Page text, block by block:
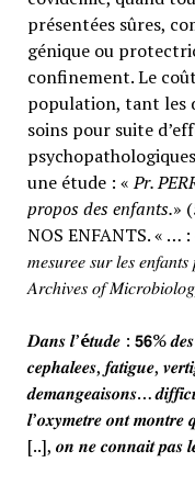
présentées sûres,
génique ou
confinement. Le
population, tant les
soins pour suite
une étude : «Pr.
propos des enfants.»
NOS ENFANTS. « … : «
𝑚𝑒𝑠𝑢𝑟𝑒𝑒 𝑠𝑢𝑟 𝑙𝑒𝑠
𝐴𝑟𝑐ℎ𝑖𝑣𝑒𝑠 𝑜𝑓
𝑫𝒂𝒏𝒔 𝒍’é𝒕𝒖𝒅𝒆 : 𝟱𝟲% 𝒅𝒆𝒔
𝒄𝒆𝒑𝒉𝒂𝒍𝒆𝒆𝒔, 𝒇𝒂𝒕𝒊𝒈𝒖𝒆,
𝒅𝒆𝒎𝒂𝒏𝒈𝒆𝒂𝒊𝒔𝒐𝒏𝒔…
𝒍’𝒐𝒙𝒚𝒎𝒆𝒕𝒓𝒆 𝒐𝒏𝒕 𝒎𝒐𝒏𝒕𝒓𝒆
[..], 𝒐𝒏 𝒏𝒆 𝒄𝒐𝒏𝒏𝒂𝒊𝒕 𝒑𝒂𝒔